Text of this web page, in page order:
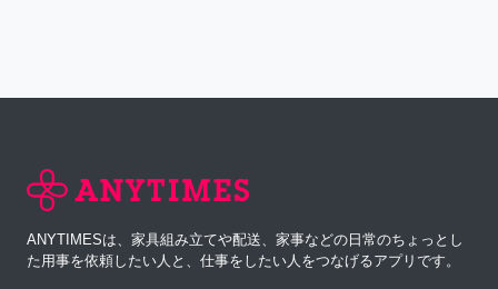
ANYTIMESは、家具組み立てや配送、家事などの日常のちょっとし
た用事を依頼したい人と、仕事をしたい人をつなげるアプリです。